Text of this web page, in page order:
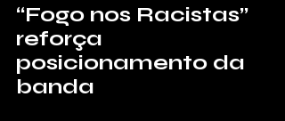
“Fogo nos Racistas”
reforça
posicionamento da
banda